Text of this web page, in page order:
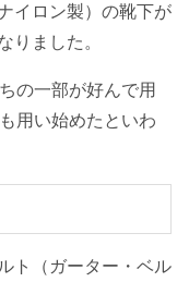
イロン製）の靴下が
りました。
の一部が好んで用
用い始めたといわ
ト（ガーター・ベル